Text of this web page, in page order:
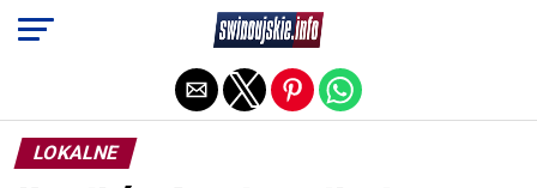
LOKALNE
Exit mobile version